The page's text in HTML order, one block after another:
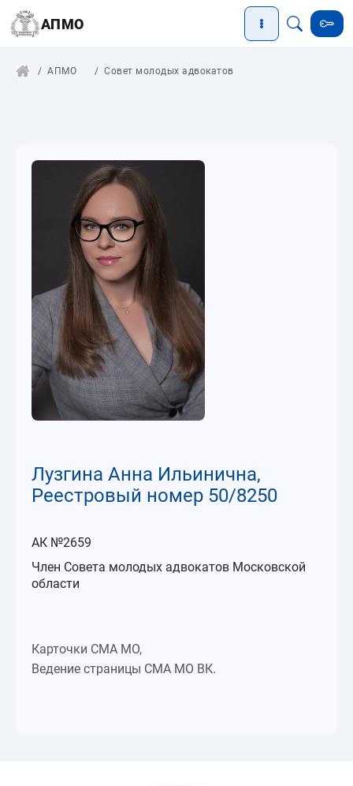
АПМО
АПМО Совет молодых адвокатов
Лузгина Анна Ильинична,
Реестровый номер 50/8250
АК №2659
Член Совета молодых адвокатов Московской
области
Карточки СМА МО,
Ведение страницы СМА МО ВК.